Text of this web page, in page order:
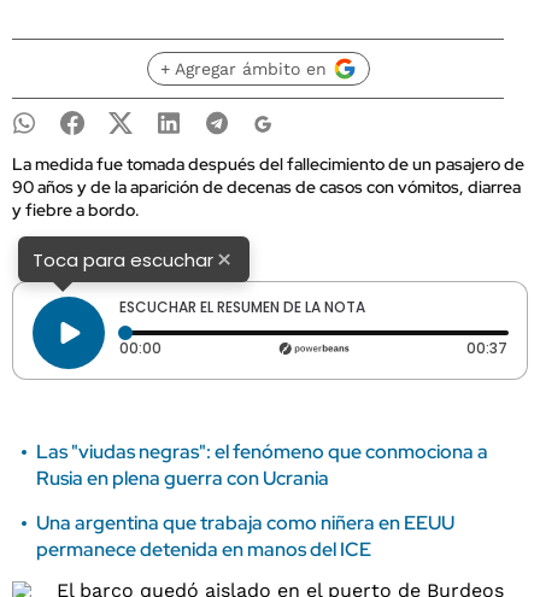
+ Agregar ámbito en
La medida fue tomada después del fallecimiento de un pasajero de
90 años y de la aparición de decenas de casos con vómitos, diarrea
y fiebre a bordo.
Toca para escuchar×
ESCUCHAR EL RESUMEN DE LA NOTA
00:00 Tiempo transcurrido: 0 segundos 00:37
Las "viudas negras": el fenómeno que conmociona a
Rusia en plena guerra con Ucrania
Una argentina que trabaja como niñera en EEUU
permanece detenida en manos del ICE